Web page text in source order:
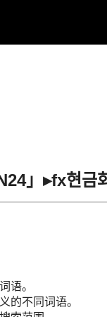
」▸fx현금
语。
的不同词语。